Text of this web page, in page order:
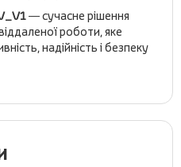
— сучасне рішення
роботи, яке
надійність і безпеку